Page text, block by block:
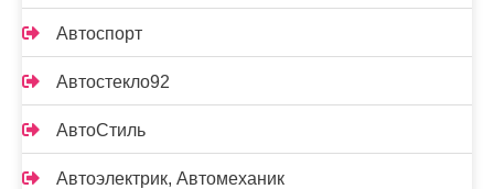
Автоспорт
Автостекло92
АвтоСтиль
Автоэлектрик, Автомеханик